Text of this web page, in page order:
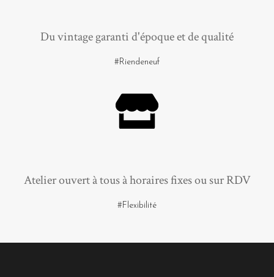
Du vintage garanti d'époque et de qualité
#Riendeneuf
Atelier ouvert à tous à horaires fixes ou sur RDV
#Flexibilité